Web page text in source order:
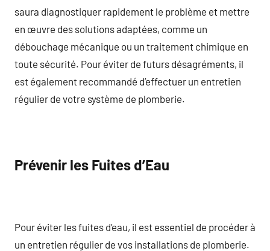
saura diagnostiquer rapidement le problème et mettre
en œuvre des solutions adaptées, comme un
débouchage mécanique ou un traitement chimique en
toute sécurité. Pour éviter de futurs désagréments, il
est également recommandé d’effectuer un entretien
régulier de votre système de plomberie.
Prévenir les Fuites d’Eau
Pour éviter les fuites d’eau, il est essentiel de procéder à
un entretien régulier de vos installations de plomberie.